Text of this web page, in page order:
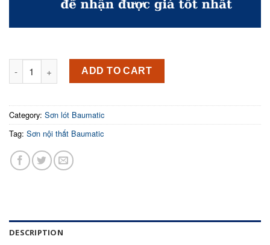
BAUMA SEALER Sơn lót nội thất kháng kiềm - 18L quantity
ADD TO CART
Category: Sơn lót Baumatic
Tag: Sơn nội thất Baumatic
DESCRIPTION